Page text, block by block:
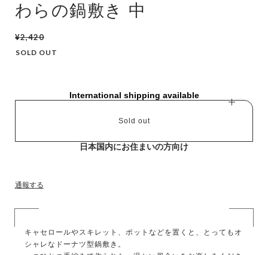
わらの鍋敷き 中
¥2,420
SOLD OUT
International shipping available
Sold out
日本国内にお住まいの方向け
通報する
キャセロールやスキレット、ポットなどを置くと、とってもオ
シャレなドーナツ型鍋敷き。